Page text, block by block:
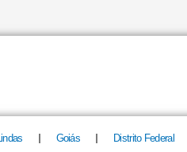
Goiás Distrito Federal